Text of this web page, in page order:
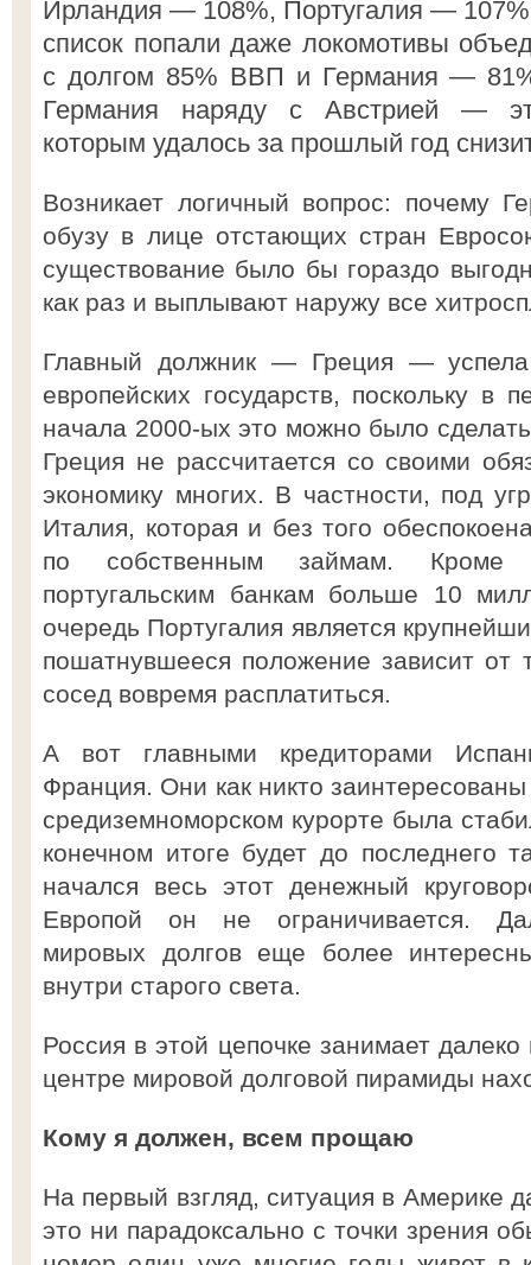
Ирландия — 108%, Португалия —
список попали даже локомотивы
с долгом 85% ВВП и Германия —
Германия наряду с Австрией —
которым удалось за прошлый год
Возникает логичный вопрос: почему
обузу в лице отстающих стран
существование было бы гораздо
как раз и выплывают наружу все
Главный должник — Греция —
европейских государств, поскольку в
начала 2000-ых это можно было
Греция не рассчитается со своими
экономику многих. В частности, под
Италия, которая и без того
по собственным займам. Кроме
португальским банкам больше 10
очередь Португалия является
пошатнувшееся положение зависит от
сосед вовремя расплатиться.
А вот главными кредиторами
Франция. Они как никто
средиземноморском курорте была
конечном итоге будет до последнего
начался весь этот денежный
Европой он не ограничивается.
мировых долгов еще более
внутри старого света.
Россия в этой цепочке занимает
центре мировой долговой пирамиды
Кому я должен, всем прощаю
На первый взгляд, ситуация в Америке
это ни парадоксально с точки зрения